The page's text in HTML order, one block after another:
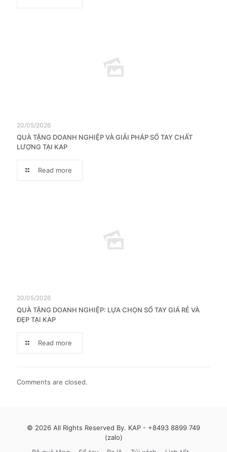
20/05/2026
QUÀ TẶNG DOANH NGHIỆP VÀ GIẢI PHÁP SỔ TAY CHẤT
LƯỢNG TẠI KAP
Read more
20/05/2026
QUÀ TẶNG DOANH NGHIỆP: LỰA CHỌN SỔ TAY GIÁ RẺ VÀ
ĐẸP TẠI KAP
Read more
Comments are closed.
© 2026 All Rights Reserved By. KAP - +8493 8899 749
(zalo)